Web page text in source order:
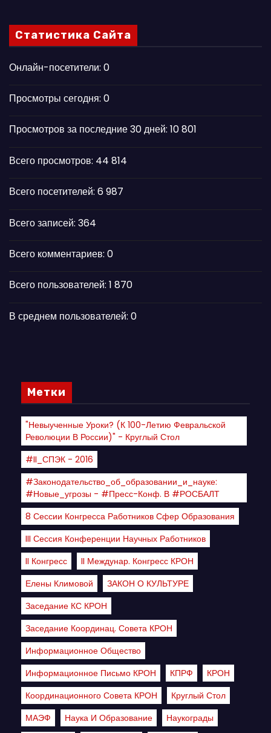
Статистика Сайта
Онлайн-посетители: 0
Просмотры сегодня: 0
Просмотров за последние 30 дней: 10 801
Всего просмотров: 44 814
Всего посетителей: 6 987
Всего записей: 364
Всего комментариев: 0
Всего пользователей: 1 870
В среднем пользователей: 0
Метки
"Невыученные Уроки? (К 100-Летию Февральской
Революции В России)" - Круглый Стол
#II_СПЭК - 2016
#Законодательство_об_образовании_и_науке:
#новые_угрозы - #пресс-Конф. В #РОСБАЛТ
8 Сессии Конгресса Работников Сфер Образования
III Сессия Конференции Научных Работников
II Конгресс
II Междунар. Конгресс КРОН
Елены Климовой
ЗАКОН О КУЛЬТУРЕ
Заседание КС КРОН
Заседание Координац. Совета КРОН
Информационное Общество
Информационное Письмо КРОН
КПРФ
КРОН
Координационного Совета КРОН
Круглый Стол
МАЭФ
Наука И Образование
Наукограды